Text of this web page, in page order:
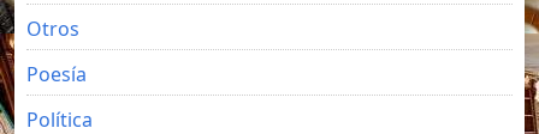
Otros
Poesía
Política